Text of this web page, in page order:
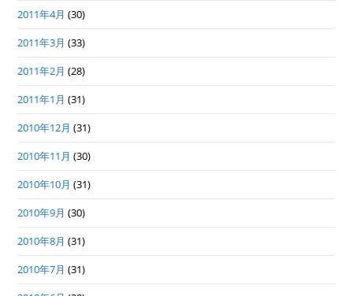
2011年4月 (30)
2011年3月 (33)
2011年2月 (28)
2011年1月 (31)
2010年12月 (31)
2010年11月 (30)
2010年10月 (31)
2010年9月 (30)
2010年8月 (31)
2010年7月 (31)